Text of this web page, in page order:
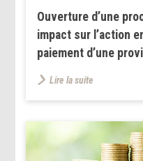
Ouverture d’une
impact sur l’action
paiement d’une
Lire la suite